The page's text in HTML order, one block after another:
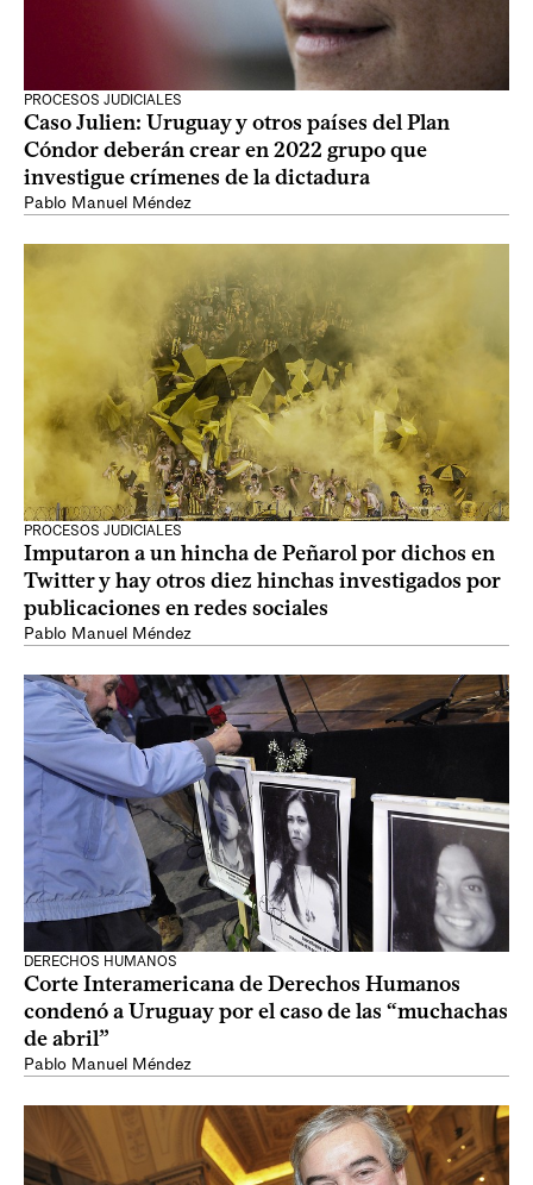
PROCESOS JUDICIALES
Caso Julien: Uruguay y otros países del Plan
Cóndor deberán crear en 2022 grupo que
investigue crímenes de la dictadura
Pablo Manuel Méndez
PROCESOS JUDICIALES
Imputaron a un hincha de Peñarol por dichos en
Twitter y hay otros diez hinchas investigados por
publicaciones en redes sociales
Pablo Manuel Méndez
DERECHOS HUMANOS
Corte Interamericana de Derechos Humanos
condenó a Uruguay por el caso de las “muchachas
de abril”
Pablo Manuel Méndez